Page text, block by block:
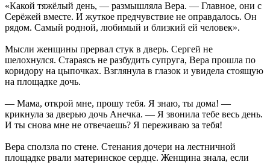
«Какой тяжёлый день, — размышляла Вера. — Главное, они с
Серёжей вместе. И жуткое предчувствие не оправдалось. Он
рядом. Самый родной, любимый и близкий ей человек».
Мысли женщины прервал стук в дверь. Сергей не
шелохнулся. Стараясь не разбудить супруга, Вера прошла по
коридору на цыпочках. Взглянула в глазок и увидела стоящую
на площадке дочь.
— Мама, открой мне, прошу тебя. Я знаю, ты дома! —
крикнула за дверью дочь Анечка. — Я звонила тебе весь день.
И ты снова мне не отвечаешь? Я переживаю за тебя!
Вера сползла по стене. Стенания дочери на лестничной
площадке рвали материнское сердце. Женщина знала, если